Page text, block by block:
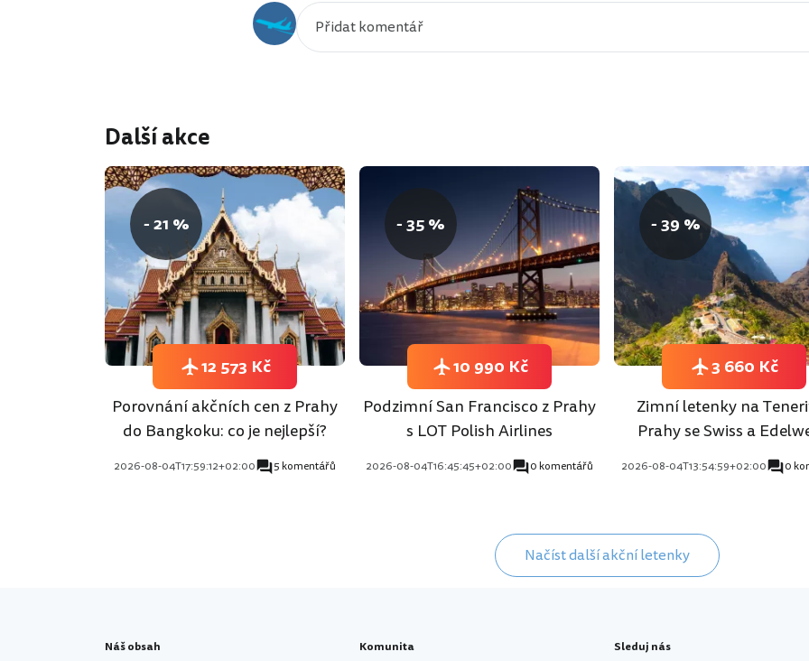
Další akce
- 21 %
Porovnání akčních cen z Prahy
do Bangkoku: co je nejlepší?
2026-08-04T17:59:12+02:00 5 komentářů
12 573 Kč
- 35 %
Podzimní San Francisco z Prahy
s LOT Polish Airlines
2026-08-04T16:45:45+02:00 0 komentářů
10 990 Kč
- 39 %
Zimní letenky na
Prahy se Swiss a
2026-08-04T13:54:59+02:00 0
3 660 Kč
Načíst další akční letenky
Náš obsah Komunita Sleduj nás